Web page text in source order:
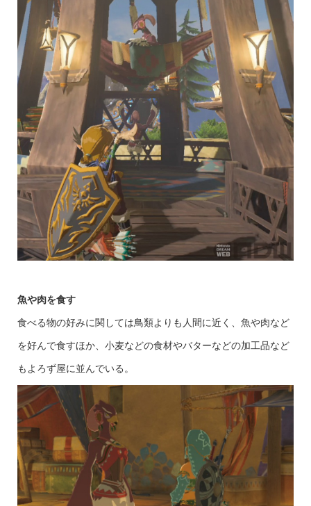
魚や肉を食す
食べる物の好みに関しては鳥類よりも人間に近く、魚や肉など
を好んで食すほか、小麦などの食材やバターなどの加工品など
もよろず屋に並んでいる。